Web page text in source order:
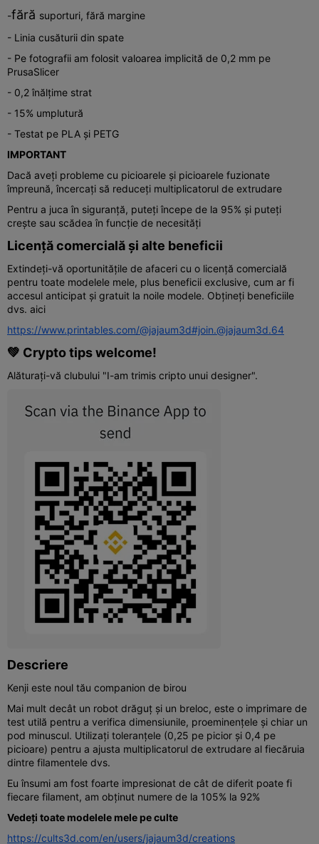
-fără suporturi, fără margine
- Linia cusăturii din spate
- Pe fotografii am folosit valoarea implicită de 0,2 mm pe
PrusaSlicer
- 0,2 înălțime strat
- 15% umplutură
- Testat pe PLA și PETG
IMPORTANT
Dacă aveți probleme cu picioarele și picioarele fuzionate
împreună, încercați să reduceți multiplicatorul de extrudare
Pentru a juca în siguranță, puteți începe de la 95% și puteți
crește sau scădea în funcție de necesități
Licență comercială și alte beneficii
Extindeți-vă oportunitățile de afaceri cu o licență comercială
pentru toate modelele mele, plus beneficii exclusive, cum ar fi
accesul anticipat și gratuit la noile modele. Obțineți beneficiile
dvs. aici
https://www.printables.com/@jajaum3d#join.@jajaum3d.64
💚 Crypto tips welcome!
Alăturați-vă clubului "I-am trimis cripto unui designer".
Descriere
Kenji este noul tău companion de birou
Mai mult decât un robot drăguț și un breloc, este o imprimare de
test utilă pentru a verifica dimensiunile, proeminențele și chiar un
pod minuscul. Utilizați toleranțele (0,25 pe picior și 0,4 pe
picioare) pentru a ajusta multiplicatorul de extrudare al fiecăruia
dintre filamentele dvs.
Eu însumi am fost foarte impresionat de cât de diferit poate fi
fiecare filament, am obținut numere de la 105% la 92%
Vedeți toate modelele mele pe culte
https://cults3d.com/en/users/jajaum3d/creations